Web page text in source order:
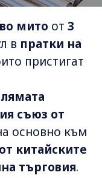
мито от 3
в пратки на
пристигат
съюз от
основно към
китайските
търговия.